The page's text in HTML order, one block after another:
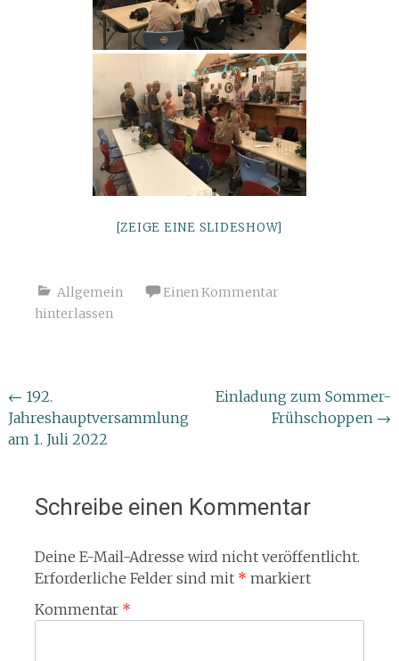
[ZEIGE EINE SLIDESHOW]
Allgemein
Einen Kommentar
hinterlassen
Beitragsnavigation
← 192.
Jahreshauptversammlung
am 1. Juli 2022
Einladung zum Sommer-
Frühschoppen →
Schreibe einen Kommentar
Deine E-Mail-Adresse wird nicht veröffentlicht.
Erforderliche Felder sind mit * markiert
Kommentar *